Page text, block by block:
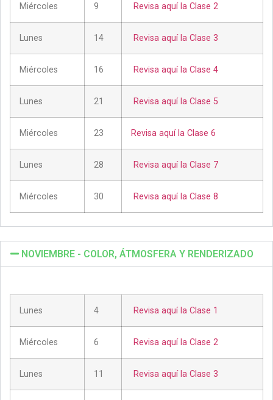
Miércoles 9 Revisa aquí la Clase 2
Lunes 14 Revisa aquí la Clase 3
Miércoles 16 Revisa aquí la Clase 4
Lunes 21 Revisa aquí la Clase 5
Miércoles 23 Revisa aquí la Clase 6
Lunes 28 Revisa aquí la Clase 7
Miércoles 30 Revisa aquí la Clase 8
NOVIEMBRE - COLOR, ÁTMOSFERA Y RENDERIZADO
Lunes 4 Revisa aquí la Clase 1
Miércoles 6 Revisa aquí la Clase 2
Lunes 11 Revisa aquí la Clase 3